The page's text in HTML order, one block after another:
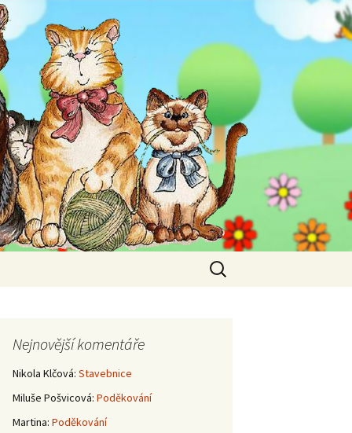
Vyhledávání
Nejnovější komentáře
Nikola Klčová: Stavebnice
Miluše Pošvicová: Poděkování
Martina: Poděkování